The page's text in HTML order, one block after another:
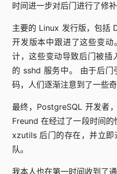
时间进一步对后门进行了修
主要的 Linux 发行版，包括
开发版本中跟进了这些变
计，这些变动导致后门被插
的 sshd 服务中。 由于后
码，人们逐渐注意到了一些奇
最终，PostgreSQL 开发者
Freund 在经过了一段时间
xzutils 后门的存在，并立即
队。
我本人也在第一时间收到了